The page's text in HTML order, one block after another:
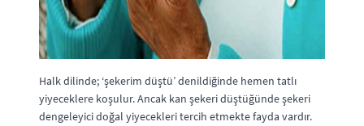
Halk dilinde; ‘şekerim düştü’ denildiğinde hemen tatlı
yiyeceklere koşulur. Ancak kan şekeri düştüğünde şekeri
dengeleyici doğal yiyecekleri tercih etmekte fayda vardır.